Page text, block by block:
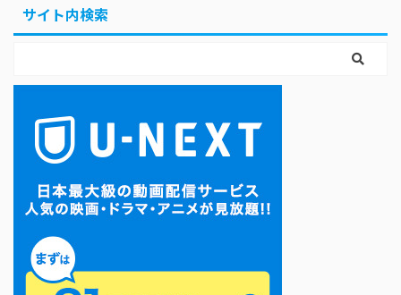
サイト内検索